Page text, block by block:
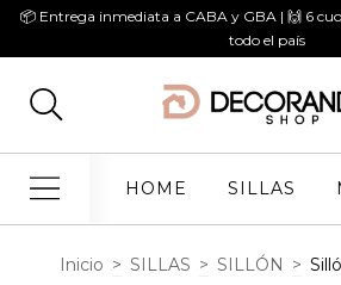
📦 Entrega inmediata a CABA y GBA | 🙌 6
todo el país
HOME SILLAS
Inicio > SILLAS > SILLÓN >